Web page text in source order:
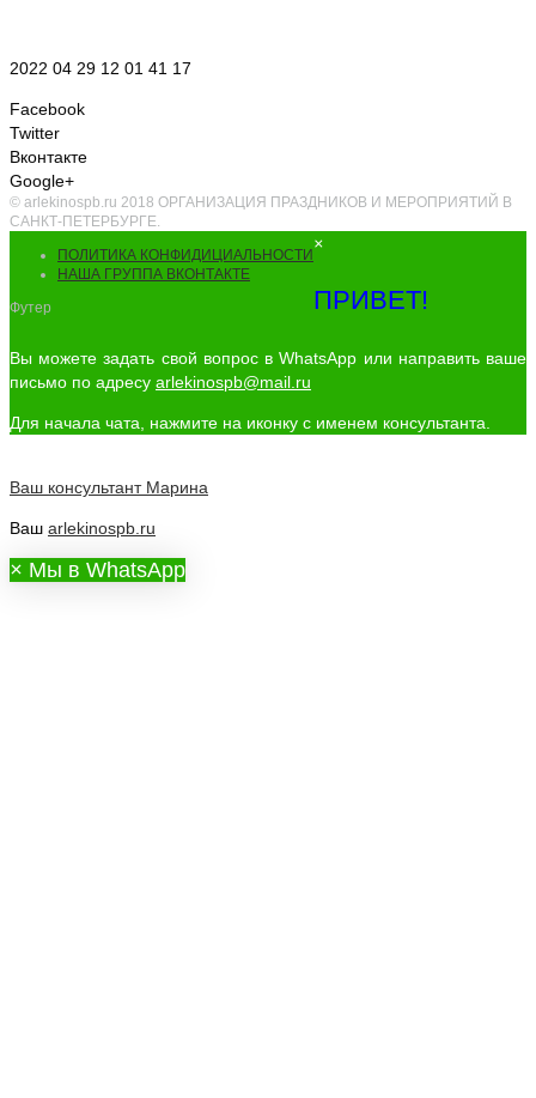
2022 04 29 12 01 41 17
Facebook
Twitter
Вконтакте
Google+
© arlekinospb.ru 2018 ОРГАНИЗАЦИЯ ПРАЗДНИКОВ И МЕРОПРИЯТИЙ В
САНКТ-ПЕТЕРБУРГЕ.
ПОЛИТИКА КОНФИДИЦИАЛЬНОСТИ
НАША ГРУППА ВКОНТАКТЕ
Футер
×
ПРИВЕТ!
Вы можете задать свой вопрос в WhatsApp или направить ваше
письмо по адресу arlekinospb@mail.ru
Для начала чата, нажмите на иконку с именем консультанта.
Ваш консультант Марина
Ваш arlekinospb.ru
× Мы в WhatsApp